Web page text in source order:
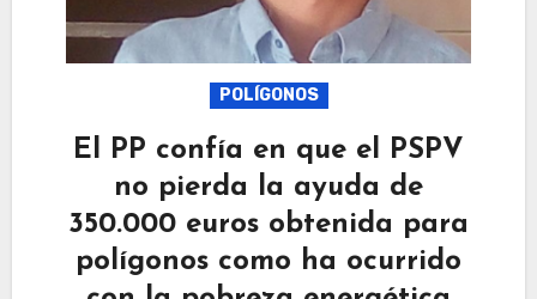
POLÍGONOS
El PP confía en que el PSPV
no pierda la ayuda de
350.000 euros obtenida para
polígonos como ha ocurrido